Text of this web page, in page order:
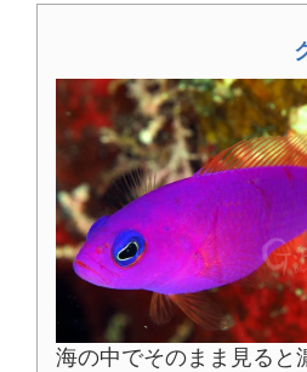
海の中でそのまま見ると